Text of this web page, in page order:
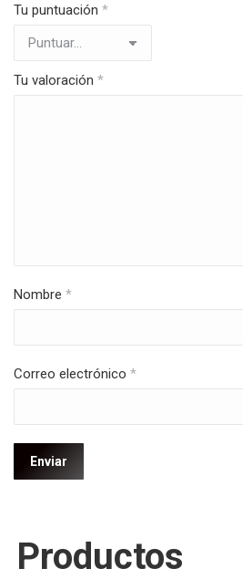
Tu puntuación *
Tu valoración *
Nombre *
Correo electrónico *
Productos